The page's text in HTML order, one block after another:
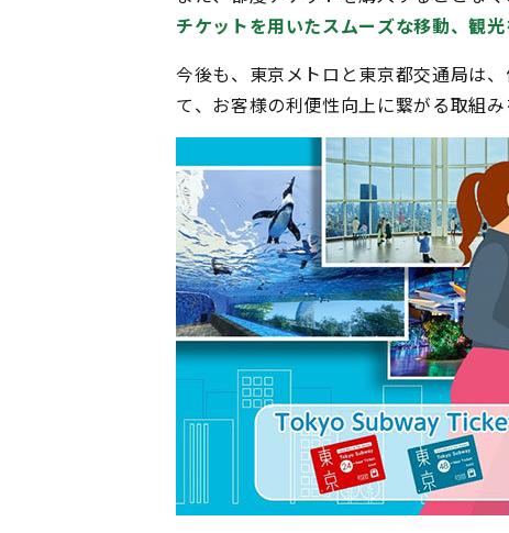
チケットを用いたスムーズな移動、観光
今後も、東京メトロと東京都交通局は
て、お客様の利便性向上に繋がる取組み